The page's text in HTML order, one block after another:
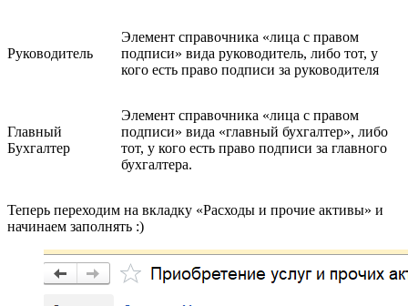
Руководитель
Элемент справочника «лица с правом
подписи» вида руководитель, либо тот, у
кого есть право подписи за руководителя
Главный
Бухгалтер
Элемент справочника «лица с правом
подписи» вида «главный бухгалтер», либо
тот, у кого есть право подписи за главного
бухгалтера.
Теперь переходим на вкладку «Расходы и прочие активы» и
начинаем заполнять :)